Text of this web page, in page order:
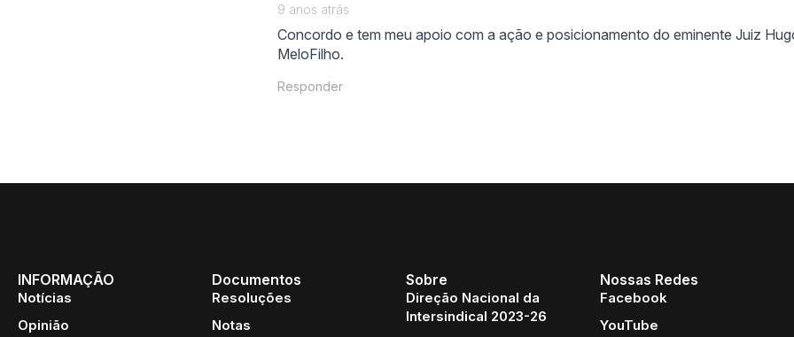
9 anos atrás
Concordo e tem meu apoio com a ação e posicionamento do eminente Juiz
MeloFilho.
Responder
INFORMAÇÃO
Notícias
Opinião
Documentos
Resoluções
Notas
Sobre
Direção Nacional da
Intersindical 2023-26
Nossas Redes
Facebook
YouTube